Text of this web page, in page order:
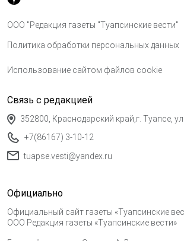
ООО "Редакция газеты "Туапсинские вести"
Политика обработки персональных данных
Использование сайтом файлов cookie
Связь с редакцией
352800, Краснодарский край,г. Туапсе,
+7(86167) 3-10-12
tuapse.vesti@yandex.ru
Официально
Официальный сайт газеты «Туапсинские
ООО Редакция газеты «Туапсинские вести»